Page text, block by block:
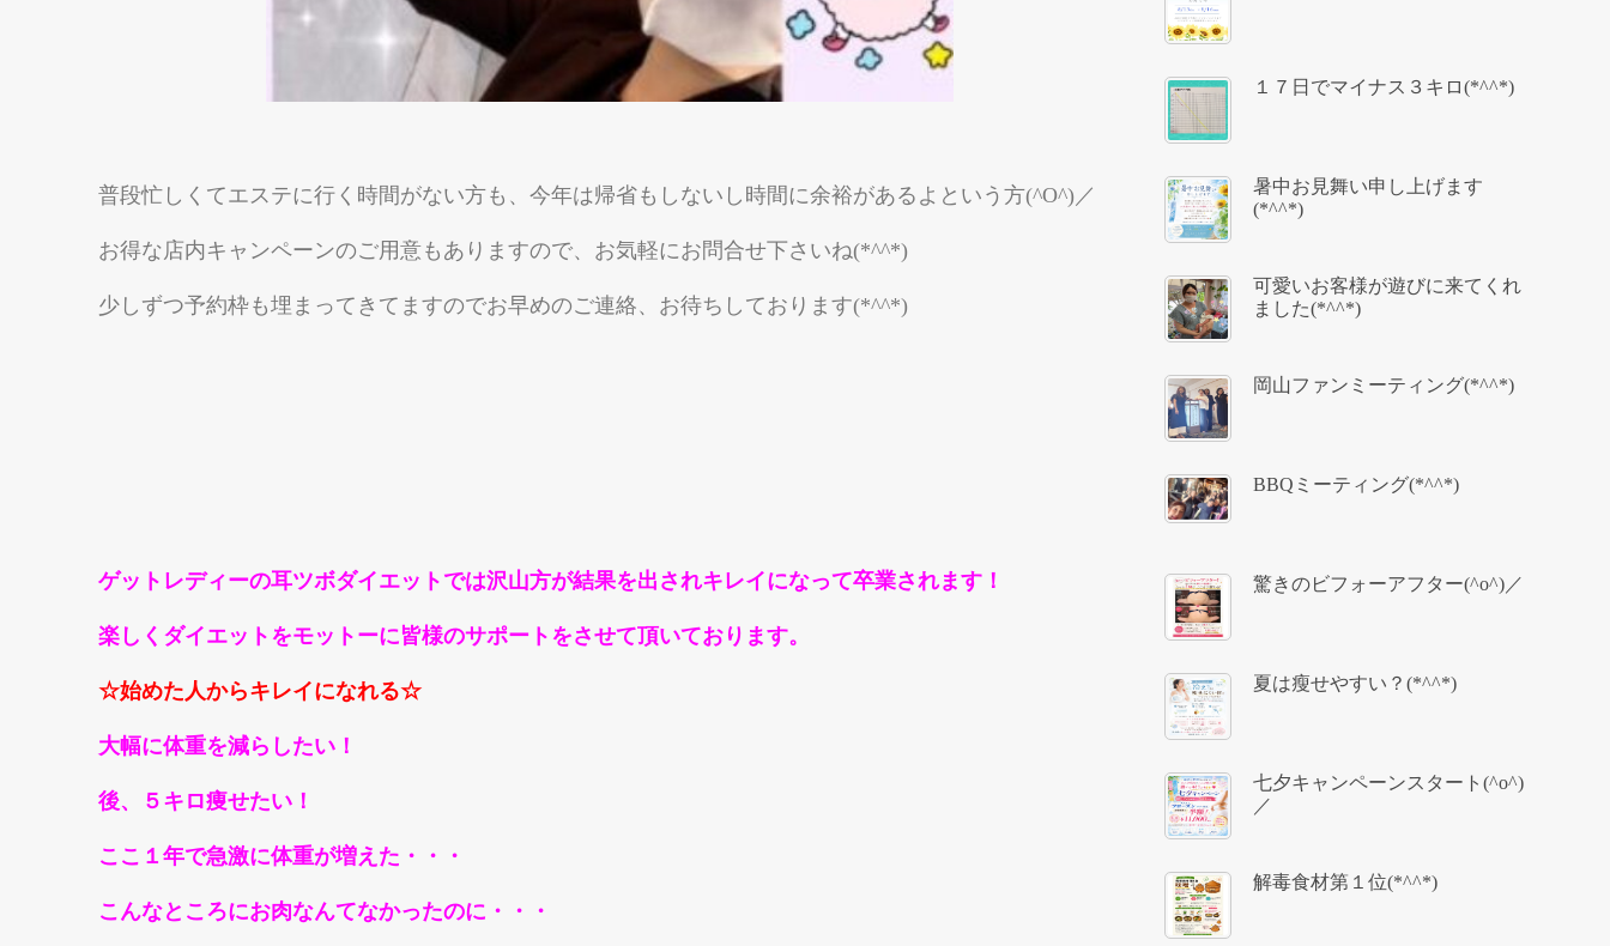
普段忙しくてエステに行く時間がない方も、今年は帰省もしないし時間に余裕があるよという方(^O^)／
お得な店内キャンペーンのご用意もありますので、お気軽にお問合せ下さいね(*^^*)
少しずつ予約枠も埋まってきてますのでお早めのご連絡、お待ちしております(*^^*)
ゲットレディーの耳ツボダイエットでは沢山方が結果を出されキレイになって卒業されます！
楽しくダイエットをモットーに皆様のサポートをさせて頂いております。
☆始めた人からキレイになれる☆
大幅に体重を減らしたい！
後、５キロ痩せたい！
ここ１年で急激に体重が増えた・・・
こんなところにお肉なんてなかったのに・・・
１７日でマイナス３キロ(*^^*)
暑中お見舞い申し上げます
(*^^*)
可愛いお客様が遊びに来てくれ
ました(*^^*)
岡山ファンミーティング(*^^*)
BBQミーティング(*^^*)
驚きのビフォーアフター(^o^)／
夏は瘦せやすい？(*^^*)
七夕キャンペーンスタート(^o^)
／
解毒食材第１位(*^^*)